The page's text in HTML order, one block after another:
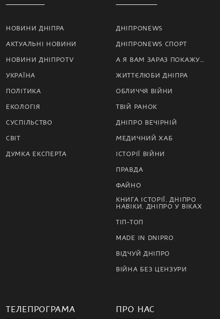
НОВИНИ ДНІПРА
АКТУАЛЬНІ НОВИНИ
НОВИНИ ДНІПРОTV
УКРАЇНА
ПОЛІТИКА
ЕКОЛОГІЯ
СУСПІЛЬСТВО
СВІТ
ДУМКА ЕКСПЕРТА
ДНІПРОNEWS
ДНІПРОNEWS СПОРТ
А Я ВАМ ЗАРАЗ ПОКАЖУ…
ЖИТТЄЛЮБИ ДНІПРА
ОБЛИЧЧЯ ВІЙНИ
ТВІЙ РАНОК
ДНІПРО ВЕЧІРНІЙ
МЕДИЧНИЙ ХАБ
ІСТОРІЇ ВІЙНИ
ПРАВДА
ФАЙНО
КНИГА ІСТОРІЇ. ДНІПРО
НАВІКИ. ДНІПРО У ВІКАХ
ТІП-ТОП
MADE IN DNIPRO
ВІДЧУЙ ДНІПРО
ВІЙНА БЕЗ ЦЕНЗУРИ
ТЕЛЕПРОГРАМА ПРО НАС